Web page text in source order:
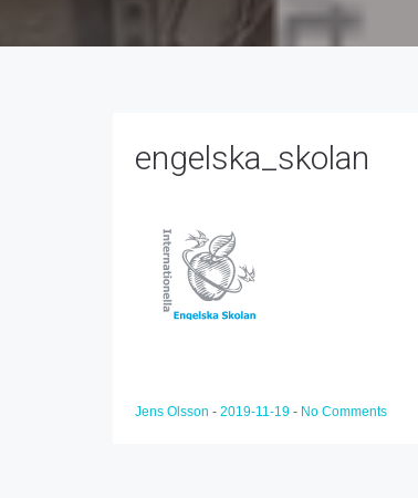
engelska_skolan
Jens Olsson - 2019-11-19 - No Comments